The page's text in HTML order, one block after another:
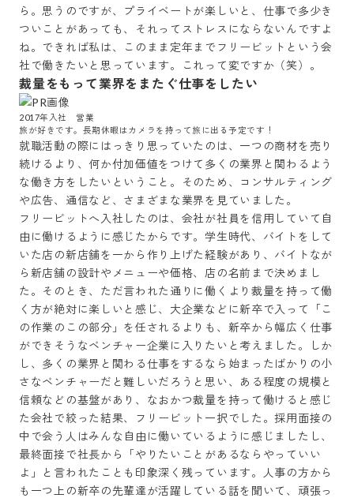
ら。思うのですが、プライベートが楽しいと、仕事で多少き
ついことがあっても、それってストレスにならないんですよ
ね。できれば私は、このまま定年までフリービットという会
社で働きたいと思っています。これって変ですか（笑）。
裁量をもって業界をまたぐ仕事をしたい
2017年入社　営業
旅が好きです。長期休暇はカメラを持って旅に出る予定です！
就職活動の際にはっきり思っていたのは、一つの商材を売り
続けるより、何か付加価値をつけて多くの業界と関わるよう
な働き方をしたいということ。そのため、コンサルティング
や広告、通信など、さまざまな業界を見ていました。
フリービットへ入社したのは、会社が社員を信用していて自
由に働けるように感じたからです。学生時代、バイトをして
いた店の新店舗を一から作り上げた経験があり、バイトなが
ら新店舗の設計やメニューや価格、店の名前まで決めまし
た。そのとき、ただ言われた通りに働くより裁量を持って働
く方が絶対に楽しいと感じ、大企業などに新卒で入って「こ
の作業のこの部分」を任されるよりも、新卒から幅広く仕事
ができそうなベンチャー企業に入りたいと考えました。しか
し、多くの業界と関わる仕事をするなら始まったばかりの小
さなベンチャーだと難しいだろうと思い、ある程度の規模と
信頼などの基盤があり、なおかつ裁量を持って働けると感じ
た会社で絞った結果、フリービット一択でした。採用面接の
中で会う人はみんな自由に働いているように感じましたし、
最終面接で社長から「やりたいことがあるならやっていい
よ」と言われたことも印象深く残っています。人事の方から
も一つ上の新卒の先輩達が活躍している話を聞いて、頑張っ